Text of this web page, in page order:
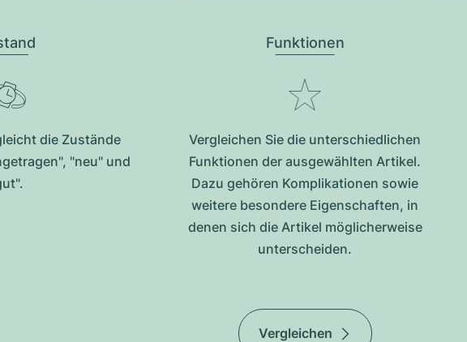
die Zustände
"neu" und
Funktionen
Vergleichen Sie die unterschiedlichen
Funktionen der ausgewählten Artikel.
Dazu gehören Komplikationen sowie
weitere besondere Eigenschaften, in
denen sich die Artikel möglicherweise
unterscheiden.
Vergleichen